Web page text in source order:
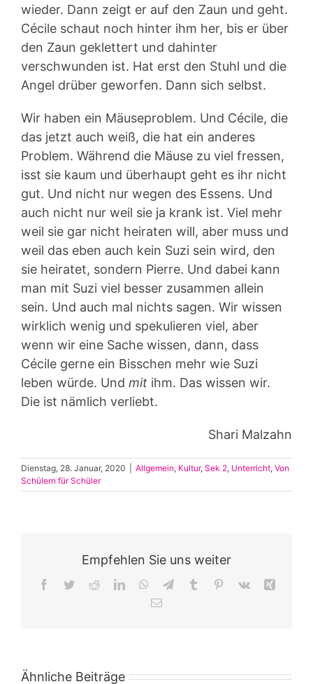
wieder. Dann zeigt er auf den Zaun und geht.
Cécile schaut noch hinter ihm her, bis er über
den Zaun geklettert und dahinter
verschwunden ist. Hat erst den Stuhl und die
Angel drüber geworfen. Dann sich selbst.
Wir haben ein Mäuseproblem. Und Cécile, die
das jetzt auch weiß, die hat ein anderes
Problem. Während die Mäuse zu viel fressen,
isst sie kaum und überhaupt geht es ihr nicht
gut. Und nicht nur wegen des Essens. Und
auch nicht nur weil sie ja krank ist. Viel mehr
weil sie gar nicht heiraten will, aber muss und
weil das eben auch kein Suzi sein wird, den
sie heiratet, sondern Pierre. Und dabei kann
man mit Suzi viel besser zusammen allein
sein. Und auch mal nichts sagen. Wir wissen
wirklich wenig und spekulieren viel, aber
wenn wir eine Sache wissen, dann, dass
Cécile gerne ein Bisschen mehr wie Suzi
leben würde. Und mit ihm. Das wissen wir.
Die ist nämlich verliebt.
Shari Malzahn
Dienstag, 28. Januar, 2020 Allgemein, Kultur, Sek 2, Unterricht, Von
Schülern für Schüler
Empfehlen Sie uns weiter
Facebook
TwitterRedditLinkedInWhatsApp
TelegramTumblr Pinterest
Vk
E-
Ähnliche Beiträge